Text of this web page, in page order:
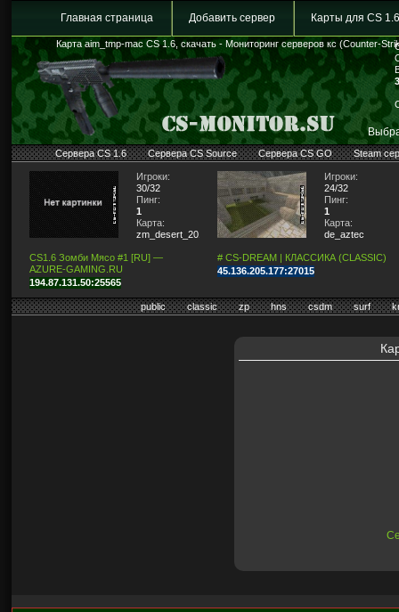
Главная страница Добавить сервер Карты для CS 1.6
Карта aim_tmp-mac CS 1.6, скачать - Мониторинг серверов кс (Counter-
Сервера CS 1.6 Сервера CS Source Сервера CS GO Steam
Игроки:
30/32
Пинг:
1
Карта:
zm_desert_2011
CS1.6 Зомби Мясо #1 [RU] —
AZURE-GAMING.RU
194.87.131.50:25565
Игроки:
24/32
Пинг:
1
Карта:
de_aztec
# CS-DREAM | КЛАССИКА (CLASSIC)
45.136.205.177:27015
public classic zp hns csdm surf